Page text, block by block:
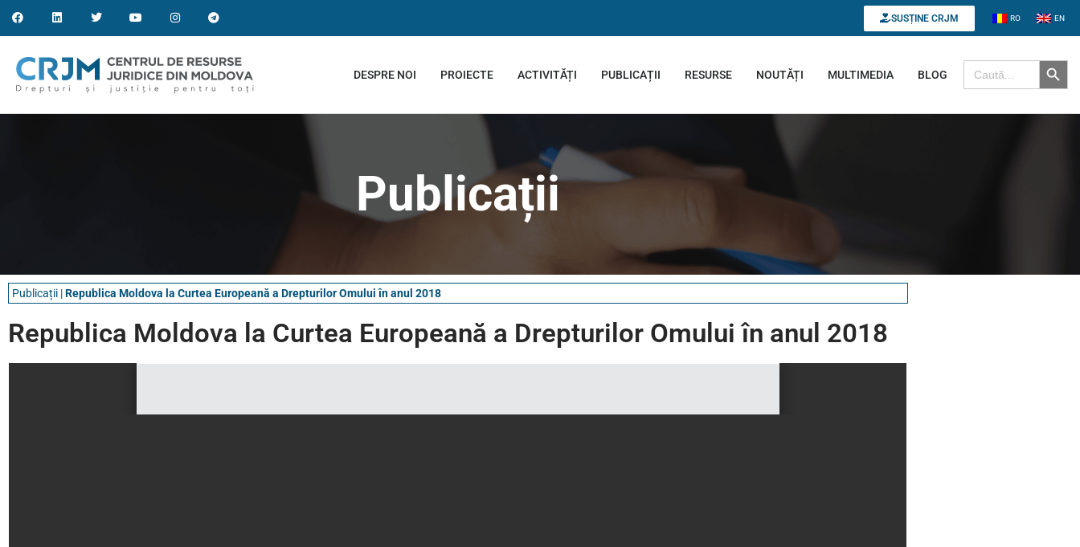
SUSȚINE CRJM RO EN
DESPRE NOI PROIECTE ACTIVITĂȚI PUBLICAȚII RESURSE NOUTĂȚI MULTIMEDIA BLOG
Search for: Search
Publicații
Publicații |Republica Moldova la Curtea Europeană a Drepturilor Omului în anul 2018
Republica Moldova la Curtea Europeană a Drepturilor Omului în anul 2018